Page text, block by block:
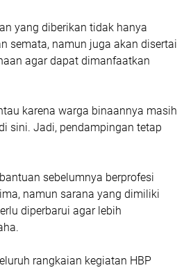
yang diberikan tidak hanya
semata, namun juga akan disertai
agar dapat dimanfaatkan
karena warga binaannya masih
sini. Jadi, pendampingan tetap
sebelumnya berprofesi
namun sarana yang dimiliki
diperbarui agar lebih
rangkaian kegiatan HBP